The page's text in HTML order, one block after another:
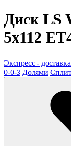
Диск LS
5x112
Экспресс -
0-0-3 Долями Сплит